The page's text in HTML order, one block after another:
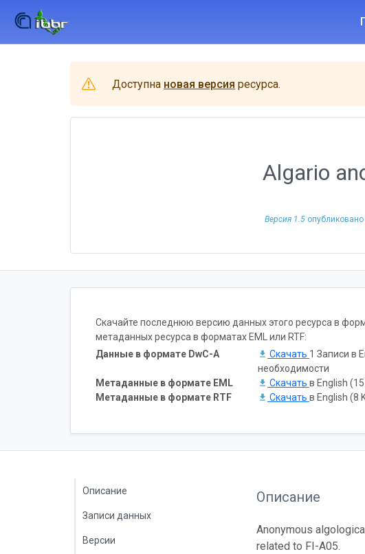
Доступна новая версия ресурса.
Algario
Версия 1.5опубликовано
Скачайте последнюю версию данных этого ресурса в
метаданных ресурса в форматах EML или RTF:
Данные в формате DwC-A
Скачать 1 Записи в
необходимости
Метаданные в формате EML
Скачать в English (15
Метаданные в формате RTF
Скачать в English (8
Описание
Записи данных
Версии
Описание
Anonymous
related to FI-A05.